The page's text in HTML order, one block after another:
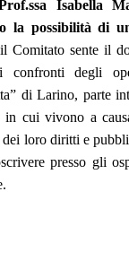
Isabella
la possibilità di
Comitato sente il
confronti degli
di Larino, parte
cui vivono a
dei loro diritti e
presso gli